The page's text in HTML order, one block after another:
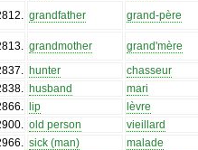
grandfather grand-père
grandmother
grand'mère
hunter
chasseur
husband
mari
lip
lèvre
old person
vieillard
sick (man)
malade